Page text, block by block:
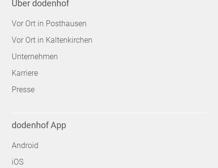
Über dodenhof
Vor Ort in Posthausen
Vor Ort in Kaltenkirchen
Unternehmen
Karriere
Presse
dodenhof App
Android
iOS